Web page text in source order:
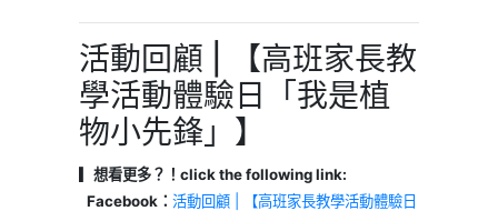
活動回顧 | 【高班家長教
學活動體驗日「我是植
物小先鋒」】
▎想看更多？！click the following link:
Facebook： 活動回顧 | 【高班家長教學活動體驗日